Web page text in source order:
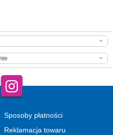
Sposoby płatności
Reklamacja towaru